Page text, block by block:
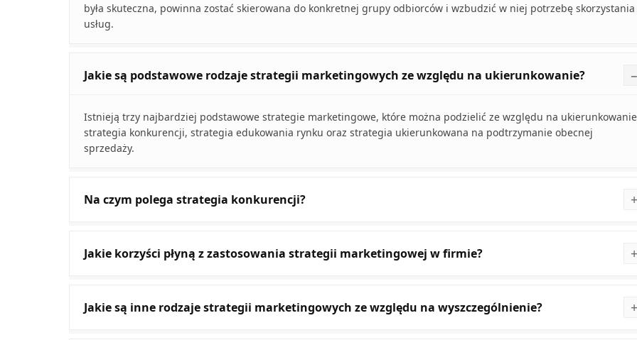
była skuteczna, powinna zostać skierowana do konkretnej grupy odbiorców i wzbudzić w niej potrzebę skorzystania
usług.
Jakie są podstawowe rodzaje strategii marketingowych ze względu na ukierunkowanie?
Istnieją trzy najbardziej podstawowe strategie marketingowe, które można podzielić ze względu na
strategia konkurencji, strategia edukowania rynku oraz strategia ukierunkowana na podtrzymanie obecnej
sprzedaży.
Na czym polega strategia konkurencji?
Jakie korzyści płyną z zastosowania strategii marketingowej w firmie?
Jakie są inne rodzaje strategii marketingowych ze względu na wyszczególnienie?